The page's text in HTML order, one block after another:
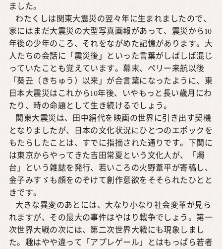
ました。
わたくしは関東大震災の翌々年に生まれましたので、
家にはまだ大震災の大型写真画報があって、震災から10
年後の少年のころ、それをながめた記憶があります。大
人たちの会話に「震災後」といった言葉がしばしば混じ
っていたことも覚えています。幕末、ペリー来航以後
「葵丑（きちゅう）以来」が合言葉になったように、東
日本大震災はこれから10年後、いやもっと長い歳月にわ
たり、時の命題として生き続けるでしょう。
関東大震災は、田中絹代を映画の世界に引き出す契機
となりましたが、日本の文化状況にひとつのエポックを
もたらしたことは、すでに指摘された通りです。下関に
は東京からやってきた吉田常夏という文化人が、「燭
台」という雑誌を発行、若いころの火野葦平が寄稿し、
金子みすゞも顔をのぞけて創作意欲をそそられたひとと
きです。
大きな異変のあとには、大なり小なり社会変革が見ら
れますが、その最大の事件はやはり戦争でしょう。第一
次世界大戦の次には、第二次世界大戦にも現象しまし
た。趣はやや違って「アプレゲール」とはもっぱら若者